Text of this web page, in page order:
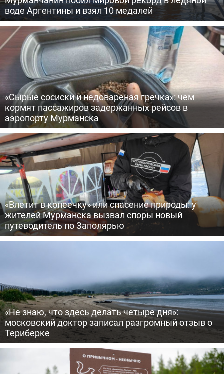
воде Аргентины и взял 10 медалей
«Сырые сосиски и недовареная гречка»: чем
кормят пассажиров задержанных рейсов в
аэропорту Мурманска
«Влетит в копеечку» или спасение природы: у
жителей Мурманска вызвал споры новый
путеводитель по Заполярью
«Не знаю, что здесь делать четыре дня»:
московский доктор записал разгромный отзыв о
Териберке